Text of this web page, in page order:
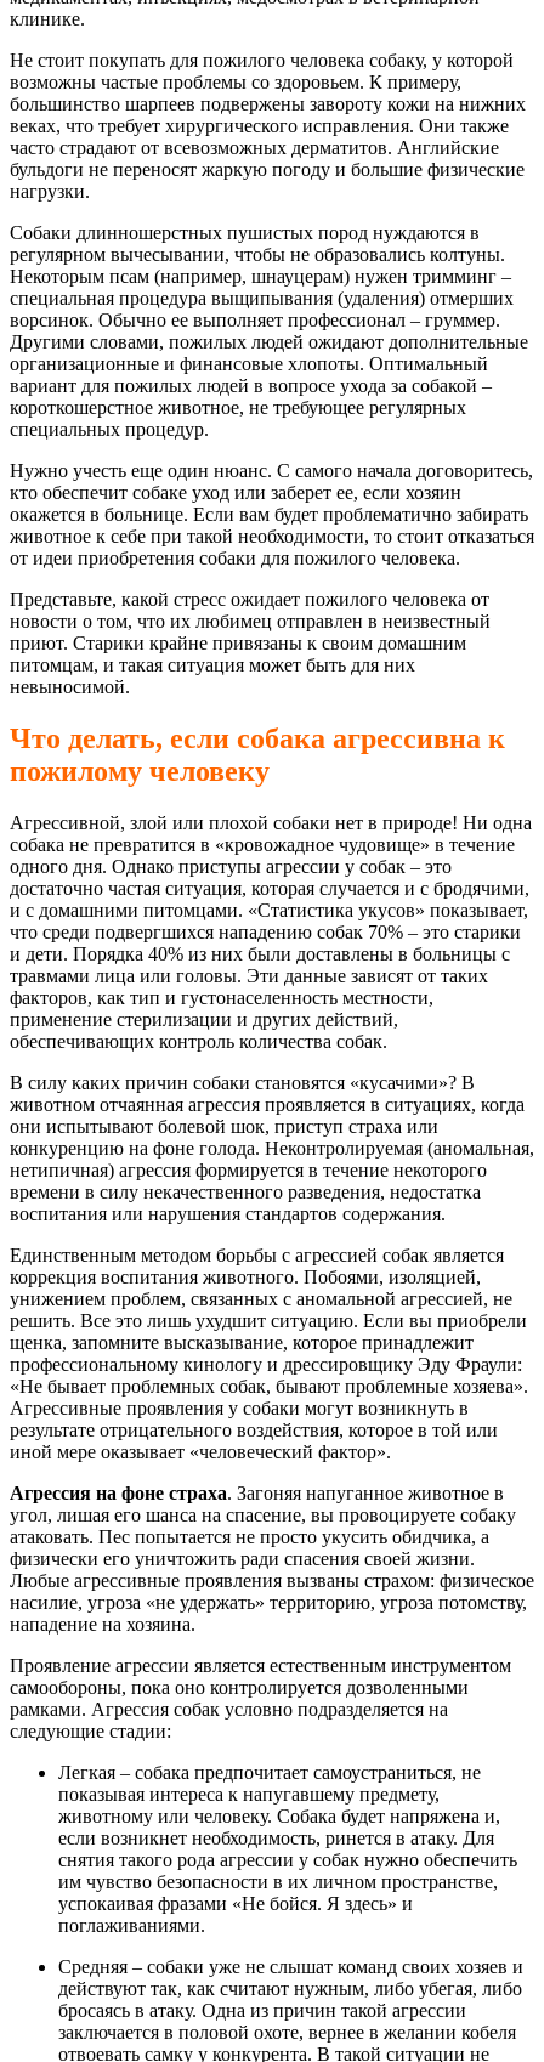
клинике.
Не стоит покупать для пожилого человека собаку, у которой
возможны частые проблемы со здоровьем. К примеру,
большинство шарпеев подвержены завороту кожи на нижних
веках, что требует хирургического исправления. Они также
часто страдают от всевозможных дерматитов. Английские
бульдоги не переносят жаркую погоду и большие физические
нагрузки.
Собаки длинношерстных пушистых пород нуждаются в
регулярном вычесывании, чтобы не образовались колтуны.
Некоторым псам (например, шнауцерам) нужен тримминг –
специальная процедура выщипывания (удаления) отмерших
ворсинок. Обычно ее выполняет профессионал – груммер.
Другими словами, пожилых людей ожидают дополнительные
организационные и финансовые хлопоты. Оптимальный
вариант для пожилых людей в вопросе ухода за собакой –
короткошерстное животное, не требующее регулярных
специальных процедур.
Нужно учесть еще один нюанс. С самого начала договоритесь,
кто обеспечит собаке уход или заберет ее, если хозяин
окажется в больнице. Если вам будет проблематично забирать
животное к себе при такой необходимости, то стоит отказаться
от идеи приобретения собаки для пожилого человека.
Представьте, какой стресс ожидает пожилого человека от
новости о том, что их любимец отправлен в неизвестный
приют. Старики крайне привязаны к своим домашним
питомцам, и такая ситуация может быть для них
невыносимой.
Что делать, если собака агрессивна к
пожилому человеку
Агрессивной, злой или плохой собаки нет в природе! Ни одна
собака не превратится в «кровожадное чудовище» в течение
одного дня. Однако приступы агрессии у собак – это
достаточно частая ситуация, которая случается и с бродячими,
и с домашними питомцами. «Статистика укусов» показывает,
что среди подвергшихся нападению собак 70% – это старики
и дети. Порядка 40% из них были доставлены в больницы с
травмами лица или головы. Эти данные зависят от таких
факторов, как тип и густонаселенность местности,
применение стерилизации и других действий,
обеспечивающих контроль количества собак.
В силу каких причин собаки становятся «кусачими»? В
животном отчаянная агрессия проявляется в ситуациях, когда
они испытывают болевой шок, приступ страха или
конкуренцию на фоне голода. Неконтролируемая (аномальная,
нетипичная) агрессия формируется в течение некоторого
времени в силу некачественного разведения, недостатка
воспитания или нарушения стандартов содержания.
Единственным методом борьбы с агрессией собак является
коррекция воспитания животного. Побоями, изоляцией,
унижением проблем, связанных с аномальной агрессией, не
решить. Все это лишь ухудшит ситуацию. Если вы приобрели
щенка, запомните высказывание, которое принадлежит
профессиональному кинологу и дрессировщику Эду Фраули:
«Не бывает проблемных собак, бывают проблемные хозяева».
Агрессивные проявления у собаки могут возникнуть в
результате отрицательного воздействия, которое в той или
иной мере оказывает «человеческий фактор».
Агрессия на фоне страха. Загоняя напуганное животное в
угол, лишая его шанса на спасение, вы провоцируете собаку
атаковать. Пес попытается не просто укусить обидчика, а
физически его уничтожить ради спасения своей жизни.
Любые агрессивные проявления вызваны страхом: физическое
насилие, угроза «не удержать» территорию, угроза потомству,
нападение на хозяина.
Проявление агрессии является естественным инструментом
самообороны, пока оно контролируется дозволенными
рамками. Агрессия собак условно подразделяется на
следующие стадии:
Легкая – собака предпочитает самоустраниться, не
показывая интереса к напугавшему предмету,
животному или человеку. Собака будет напряжена и,
если возникнет необходимость, ринется в атаку. Для
снятия такого рода агрессии у собак нужно обеспечить
им чувство безопасности в их личном пространстве,
успокаивая фразами «Не бойся. Я здесь» и
поглаживаниями.
Средняя – собаки уже не слышат команд своих хозяев и
действуют так, как считают нужным, либо убегая, либо
бросаясь в атаку. Одна из причин такой агрессии
заключается в половой охоте, вернее в желании кобеля
отвоевать самку у конкурента. В такой ситуации не